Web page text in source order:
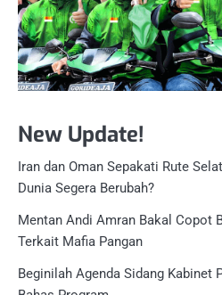
New Update!
Iran dan Oman Sepakati Rute
Dunia Segera Berubah?
Mentan Andi Amran Bakal Copot
Terkait Mafia Pangan
Beginilah Agenda Sidang Kabinet